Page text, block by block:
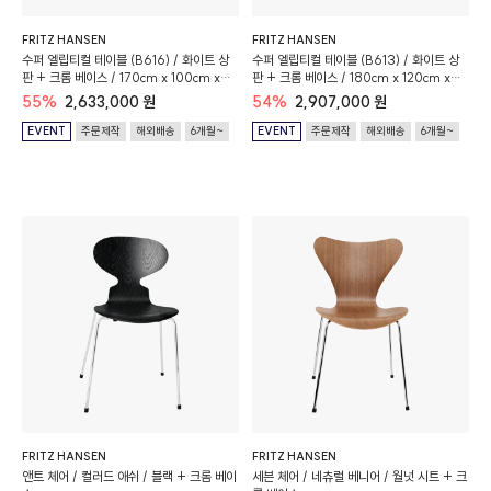
FRITZ HANSEN
수퍼 엘립티컬 테이블 (B616) / 화이트 상
판 + 크롬 베이스 / 170cm x 100cm x
72cm
55% 2,633,000 원
EVENT 주문제작 해외배송 6개월~
FRITZ HANSEN
수퍼 엘립티컬 테이블 (B613) / 화이트 상
판 + 크롬 베이스 / 180cm x 120cm x
72cm
54% 2,907,000 원
EVENT 주문제작 해외배송 6개월~
FRITZ HANSEN
앤트 체어 / 컬러드 애쉬 / 블랙 + 크롬 베이
FRITZ HANSEN
세븐 체어 / 네츄럴 베니어 / 월넛 시트 + 크